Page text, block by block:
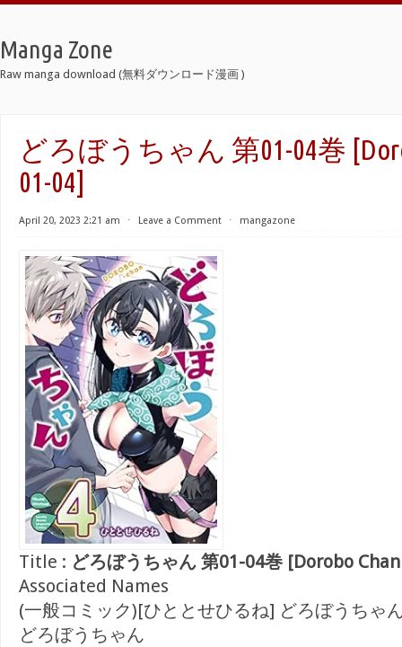
Manga Zone
Raw manga download (無料ダウンロード漫画 )
どろぼうちゃん 第01-04巻
01-04]
April 20, 2023 2:21 am ⋅ Leave a Comment ⋅ mangazone
Title : どろぼうちゃん 第01-04巻 [Dorobo
Associated Names
(一般コミック)[ひととせひるね] どろぼうちゃ
どろぼうちゃん